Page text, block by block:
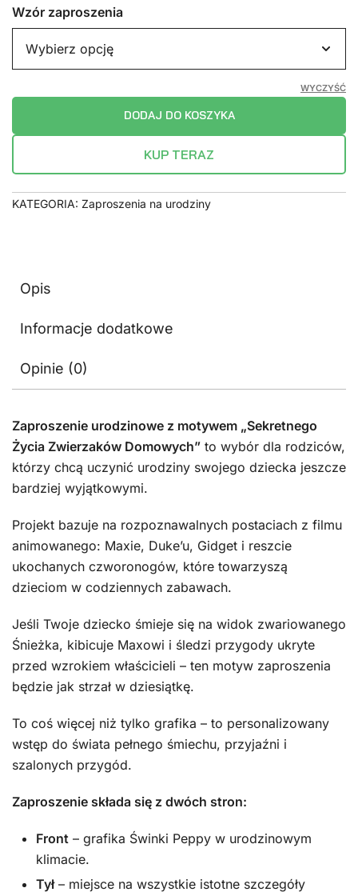
Wzór zaproszenia
WYCZYŚĆ
DODAJ DO KOSZYKA
KUP TERAZ
KATEGORIA: Zaproszenia na urodziny
Opis
Informacje dodatkowe
Opinie (0)
Zaproszenie urodzinowe z motywem „Sekretnego
Życia Zwierzaków Domowych” to wybór dla rodziców,
którzy chcą uczynić urodziny swojego dziecka jeszcze
bardziej wyjątkowymi.
Projekt bazuje na rozpoznawalnych postaciach z filmu
animowanego: Maxie, Duke’u, Gidget i reszcie
ukochanych czworonogów, które towarzyszą
dzieciom w codziennych zabawach.
Jeśli Twoje dziecko śmieje się na widok zwariowanego
Śnieżka, kibicuje Maxowi i śledzi przygody ukryte
przed wzrokiem właścicieli – ten motyw zaproszenia
będzie jak strzał w dziesiątkę.
To coś więcej niż tylko grafika – to personalizowany
wstęp do świata pełnego śmiechu, przyjaźni i
szalonych przygód.
Zaproszenie składa się z dwóch stron:
Front – grafika Świnki Peppy w urodzinowym
klimacie.
Tył– miejsce na wszystkie istotne szczegóły